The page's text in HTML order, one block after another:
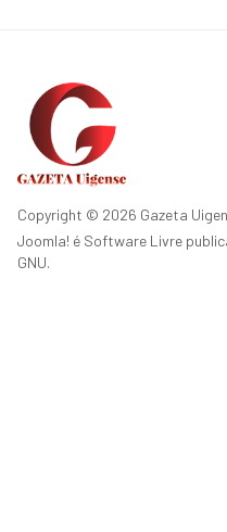
Copyright © 2026 Gazeta
Joomla! é Software Livre
GNU.